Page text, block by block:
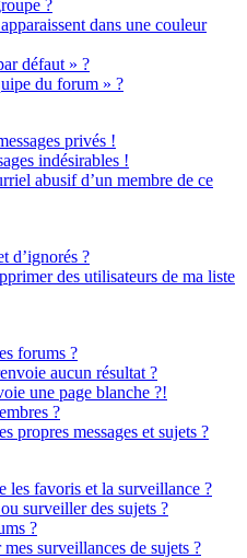
?
dans une couleur
défaut » ?
du forum » ?
privés !
indésirables !
abusif d’un membre de ce
d’ignorés ?
des utilisateurs de ma liste
forums ?
aucun résultat ?
une page blanche ?!
?
propres messages et sujets ?
les favoris et la surveillance ?
surveiller des sujets ?
?
surveillances de sujets ?